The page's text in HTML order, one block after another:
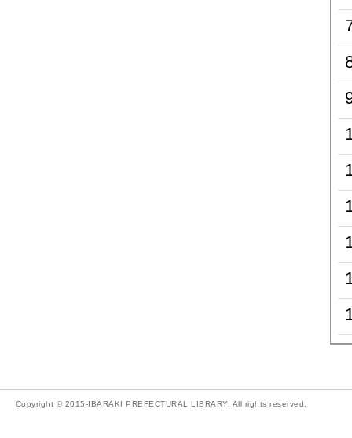
Copyright © 2015-IBARAKI PREFECTURAL LIBRARY. All rights reserved.